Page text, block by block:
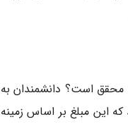
محقق است؟ دانشمندان به
که این مبلغ بر اساس زمینه